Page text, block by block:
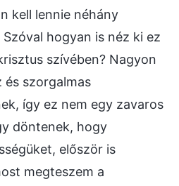
kell lennie néhány
hogyan is néz ki ez
szívében? Nagyon
szorgalmas
így ez nem egy zavaros
döntenek, hogy
először is
megteszem a